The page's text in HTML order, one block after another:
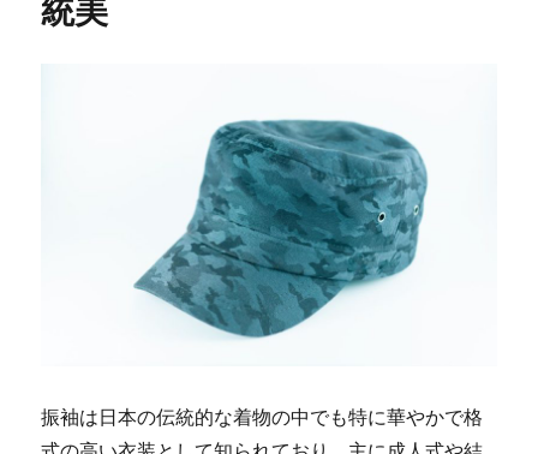
振袖は日本の伝統的な着物の中でも特に華やかで格